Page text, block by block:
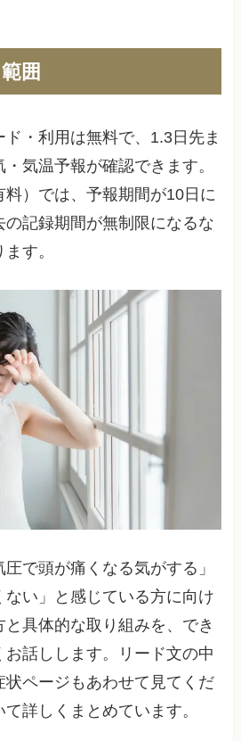
囲
・利用は無料で、1.3日先ま
気温予報が確認できます。
）では、予報期間が10日に
記録期間が無制限になるな
す。
で頭が痛くなる気がする」
ない」と感じている方に向け
具体的な取り組みを、でき
お話しします。リード文の中
状ページもあわせて見てくだ
て詳しくまとめています。